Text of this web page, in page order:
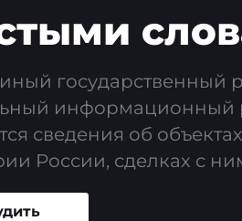
государственный
информационный
сведения об
России, сделках с